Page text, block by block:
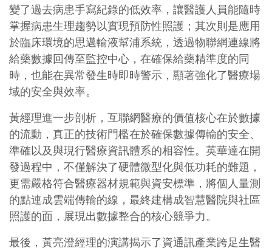
變了過去病患手寫紀錄的低效率，讓醫護人員能隨時
掌握病患生理趨勢以實現預防性照護；其次則是應用
於臨床環境的思邁輸液幫浦系統，透過物聯網連線將
給藥數據回傳至監控中心，在確保給藥精準度的同
時，也能在異常發生時即時警示，顯著強化了醫療場
域的安全與效率。
黃經理進一步剖析，互聯網醫療的價值核心在於數據
的流動，真正的技術門檻在於確保數據傳輸的安全、
準確以及與現行醫療資訊體系的相容性。英華達在開
發過程中，不僅解決了硬體微型化與低功耗的難題，
更需嚴格符合醫療器材規範與資安標準，將個人量測
的點連成雲端傳輸的線，最終建構成智慧醫院與社區
照護的面，展現出數據整合的核心競爭力。
最後，黃亮澄經理的演講揭示了資通訊產業跨足生醫